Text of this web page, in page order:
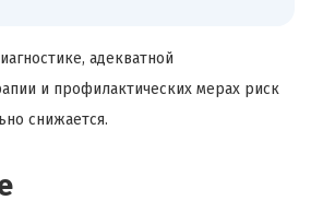
адекватной
и профилактических мерах риск
снижается.